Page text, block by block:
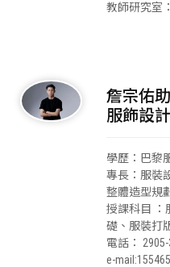
教師研究室
詹宗佑
服飾設
學歷：巴黎
專長：服裝
整體造型規劃
授課科目 ：
礎、服裝打
電話： 2905-
e-